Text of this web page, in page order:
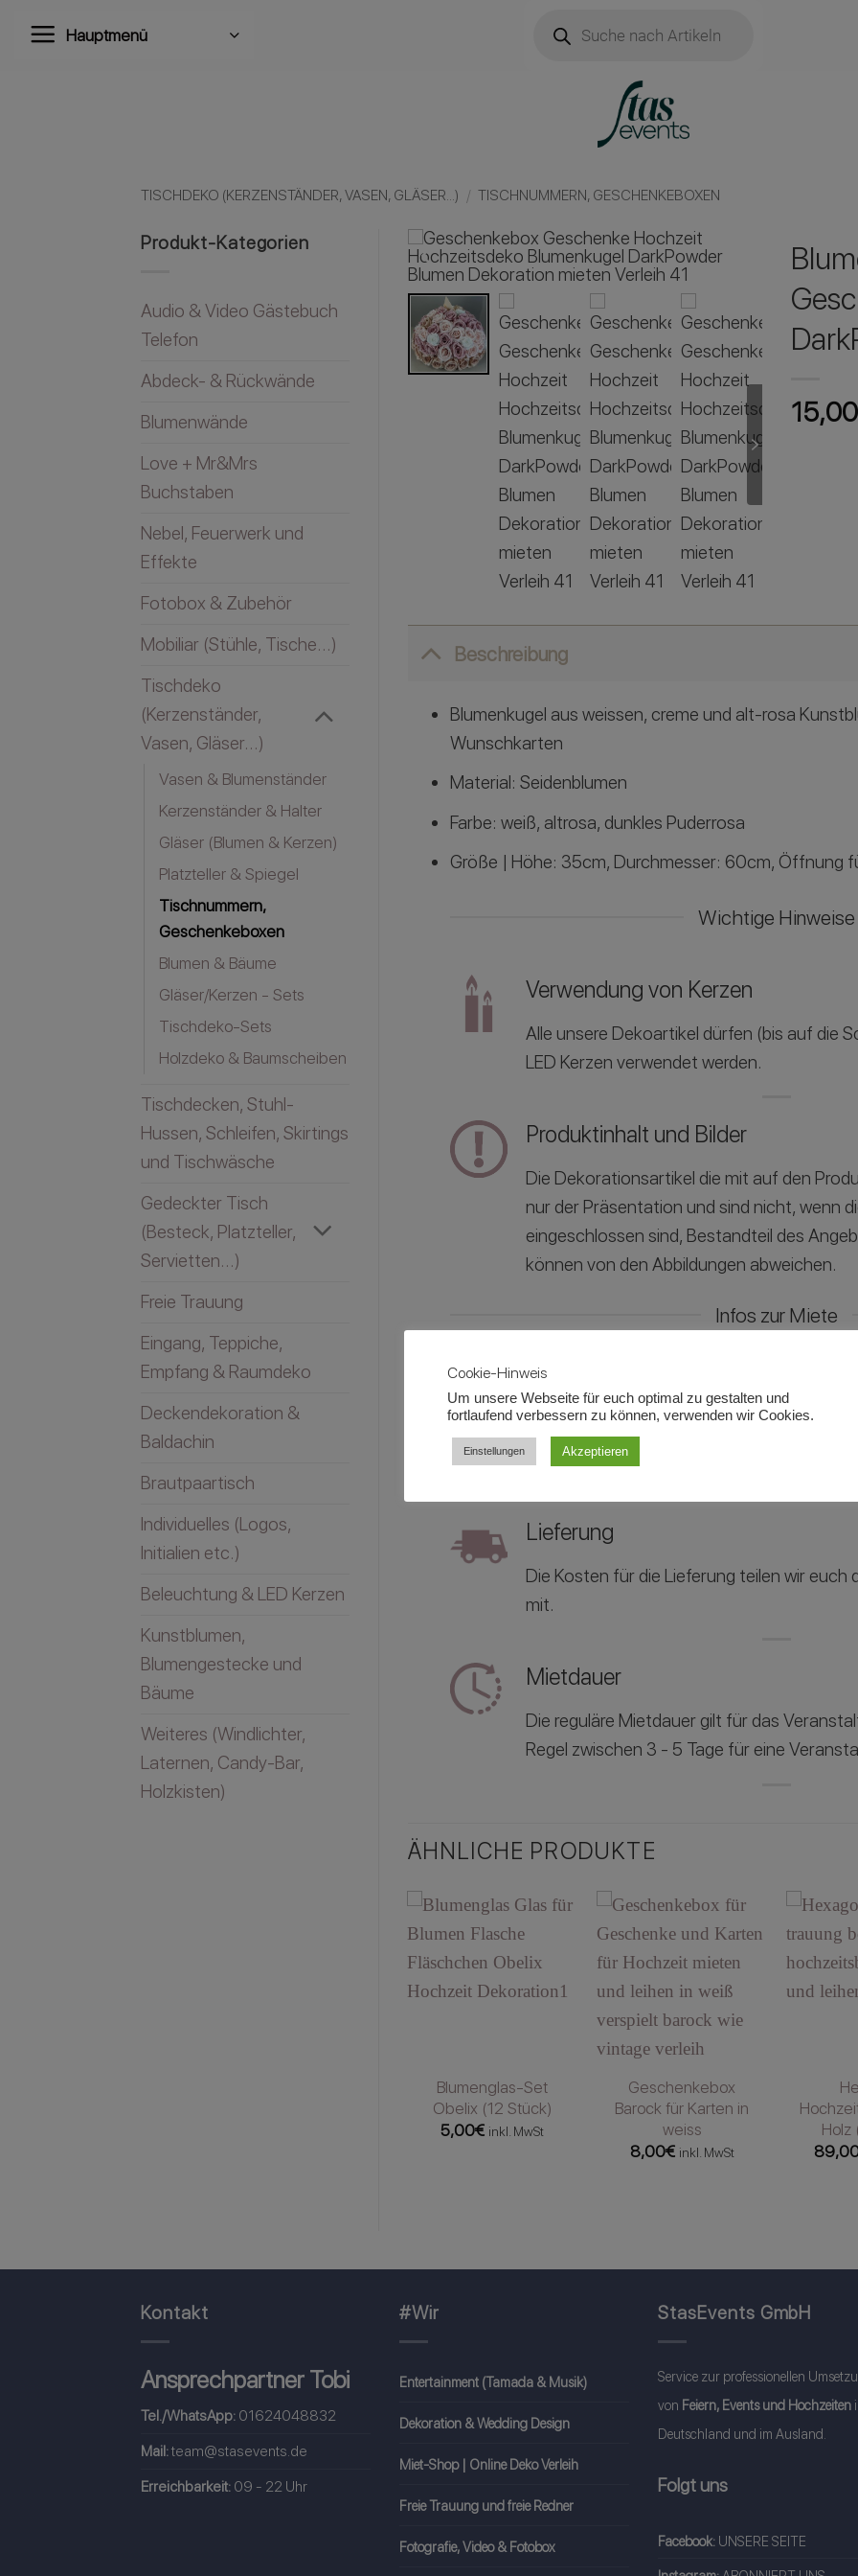
Inhalt
Hauptmenü
search
TISCHDEKO (KERZENSTÄNDER, VASEN, GLÄSER...) / TISCHNUMMERN, GESCHENKEBOXEN
Produkt-Kategorien
Audio & Video Gästebuch
Telefon
Abdeck- & Rückwände
Blumenwände
Love + Mr&Mrs
Buchstaben
Nebel, Feuerwerk und
Effekte
Fotobox & Zubehör
Mobiliar (Stühle, Tische...)
Tischdeko
(Kerzenständer,
Vasen, Gläser...)
Vasen & Blumenständer
Kerzenständer & Halter
Gläser (Blumen & Kerzen)
Platzteller & Spiegel
Tischnummern,
Geschenkeboxen
Blumen & Bäume
Gläser/Kerzen - Sets
Tischdeko-Sets
Holzdeko & Baumscheiben
Tischdecken, Stuhl-
Hussen, Schleifen, Skirtings
und Tischwäsche
Gedeckter Tisch
(Besteck, Platzteller,
Servietten...)
Freie Trauung
Eingang, Teppiche,
Empfang & Raumdeko
Deckendekoration &
Baldachin
Brautpaartisch
Individuelles (Logos,
Initialien etc.)
Beleuchtung & LED Kerzen
Kunstblumen,
Blumengestecke und
Bäume
Weiteres (Windlichter,
Laternen, Candy-Bar,
Holzkisten)
15,00
Beschreibung
Blumenkugel aus weissen, creme und alt-rosa
Wunschkarten
Material: Seidenblumen
Farbe: weiß, altrosa, dunkles Puderrosa
Größe | Höhe: 35cm, Durchmesser: 60cm, Öffnung
Wichtige Hinweise
Verwendung von Kerzen
Alle unsere Dekoartikel dürfen (bis auf die
LED Kerzen verwendet werden.
Produktinhalt und Bilder
Die Dekorationsartikel die mit auf den
nur der Präsentation und sind nicht, wenn
eingeschlossen sind, Bestandteil des
können von den Abbildungen abweichen.
Infos zur Miete
Selbstabholung
Ihr könnt die Artikel kostenfrei bei uns vor
Behaim-Str. 17, 63263 Neu-Isenburg
Lieferung
Die Kosten für die Lieferung teilen wir euch
mit.
Mietdauer
Die reguläre Mietdauer gilt für das
Regel zwischen 3 - 5 Tage für eine
ÄHNLICHE PRODUKTE
Blumenglas-Set
Obelix (12 Stück)
5,00€ inkl. MwSt
Geschenkebox
Barock für Karten in
weiss
8,00€ inkl. MwSt
Holz
Kontakt
Ansprechpartner Tobi
Tel./WhatsApp: 01624048832
Mail:team@stasevents.de
Erreichbarkeit: 09 - 22 Uhr
#Wir
Entertainment (Tamada & Musik)
Dekoration & Wedding Design
Miet-Shop | Online Deko Verleih
Freie Trauung und freie Redner
Fotografie, Video & Fotobox
StasEvents GmbH
Service zur professionellen
von Feiern, Events und Hochzeiten
Deutschland und im Ausland.
Folgt uns
Facebook: UNSERE SEITE
Cookie-Hinweis
Um unsere Webseite für euch optimal zu gestalten und
fortlaufend verbessern zu können, verwenden wir Cookies.
Einstellungen Akzeptieren